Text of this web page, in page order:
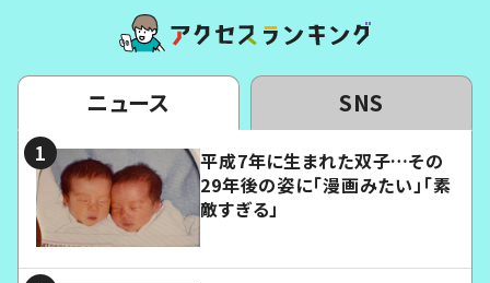
ニュース SNS
平成7年に生まれた双子…その
29年後の姿に「漫画みたい」「素
敵すぎる」